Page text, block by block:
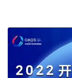
人、开源意见领袖